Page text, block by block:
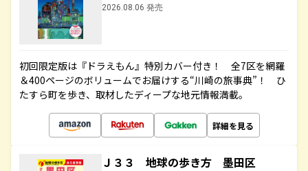
2026.08.06 発売
初回限定版は『ドラえもん』特別カバー付き！ 全7区を網羅
＆400ページのボリュームでお届けする“川崎の旅事典”！ ひ
たすら町を歩き、取材したディープな地元情報満載。
詳細を見る
Ｊ３３ 地球の歩き方 墨田区